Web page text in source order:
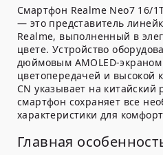
Смартфон Realme Neo7 16/
— это представитель
Realme, выполненный в
цвете. Устройство
дюймовым AMOLED-
цветопередачей и высокой
CN указывает на
смартфон сохраняет все
характеристики для
Главная